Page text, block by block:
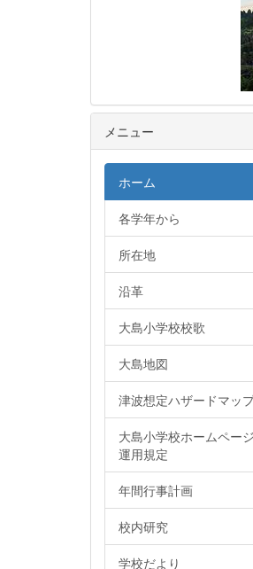
メニュー
ホーム
各学年から
所在地
沿革
大島小学校校歌
大島地図
津波想定ハザードマッ
大島小学校ホームページ
運用規定
年間行事計画
校内研究
学校だより